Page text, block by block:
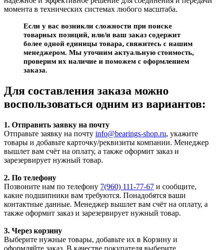
момента в технических системах любого масштаба.
Если у вас возникли сложности при поиске
товарных позиций, или/и ваш заказ содержит
более одной единицы товара, свяжитесь с нашим
менеджером. Мы уточним актуальную стоимость,
проверим их наличие и поможем с оформлением
заказа.
Для составления заказа можно
воспользоваться одним из вариантов:
1. Отправить заявку на почту
Отправьте заявку на почту info@bearings-shop.ru, укажите
товары и добавьте карточку/реквизиты компании. Менеджер
вышлет вам счёт на оплату, а также оформит заказ и
зарезервирует нужный товар.
2. По телефону
Позвоните нам по телефону 7(960) 111-77-67 и сообщите,
какие подшипники вам требуются. Понадобятся ваши
контактные данные. Менеджер вышлет вам счёт на оплату, а
также оформит заказ и зарезервирует нужный товар.
3. Через корзину
Выберите нужные товары, добавьте их в Корзину и
оформляйте заказ. В качестве покупателя выберите